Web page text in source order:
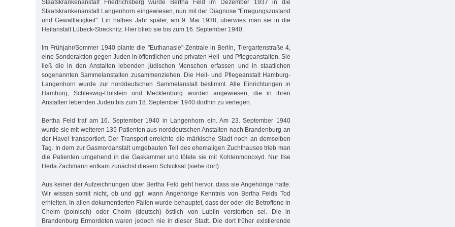
Staatskrankenanstalt Friedrichsberg wurde Bertha Feld im Dezember 1937 in die
Staatskrankenanstalt Langenhorn eingewiesen, nun mit der Diagnose "Erregungszustand
und Gewalttätigkeit". Ein halbes Jahr später, am 9. Mai 1938, überwies man sie in die
Heilanstalt Lübeck-Strecknitz. Hier blieb sie bis zum 16. September 1940.
Im Frühjahr/Sommer 1940 plante die "Euthanasie"-Zentrale in Berlin, Tiergartenstraße 4,
eine Sonderaktion gegen Juden in öffentlichen und privaten Heil- und Pflegeanstalten. Sie
ließ die in den Anstalten lebenden jüdischen Menschen erfassen und in staatlichen
sogenannten Sammelanstalten zusammenziehen. Die Heil- und Pflegeanstalt Hamburg-
Langenhorn wurde zur norddeutschen Sammelanstalt bestimmt. Alle Einrichtungen in
Hamburg, Schleswig-Holstein und Mecklenburg wurden angewiesen, die in ihren
Anstalten lebenden Juden bis zum 18. September 1940 dorthin zu verlegen.
Bertha Feld traf am 16. September 1940 in Langenhorn ein. Am 23. September 1940
wurde sie mit weiteren 135 Patienten aus norddeutschen Anstalten nach Brandenburg an
der Havel transportiert. Der Transport erreichte die märkische Stadt noch an demselben
Tag. In dem zur Gasmordanstalt umgebauten Teil des ehemaligen Zuchthauses trieb man
die Patienten umgehend in die Gaskammer und tötete sie mit Kohlenmonoxyd. Nur Ilse
Herta Zachmann entkam zunächst diesem Schicksal (siehe dort).
Aus keiner der Aufzeichnungen über Bertha Feld geht hervor, dass sie Angehörige hatte.
Wir wissen somit nicht, ob und ggf. wann Angehörige Kenntnis von Bertha Felds Tod
erhielten. In allen dokumentierten Fällen wurde behauptet, dass der oder die Betroffene in
Chelm (polnisch) oder Cholm (deutsch) östlich von Lublin verstorben sei. Die in
Brandenburg Ermordeten waren jedoch nie in dieser Stadt. Die dort früher existierende